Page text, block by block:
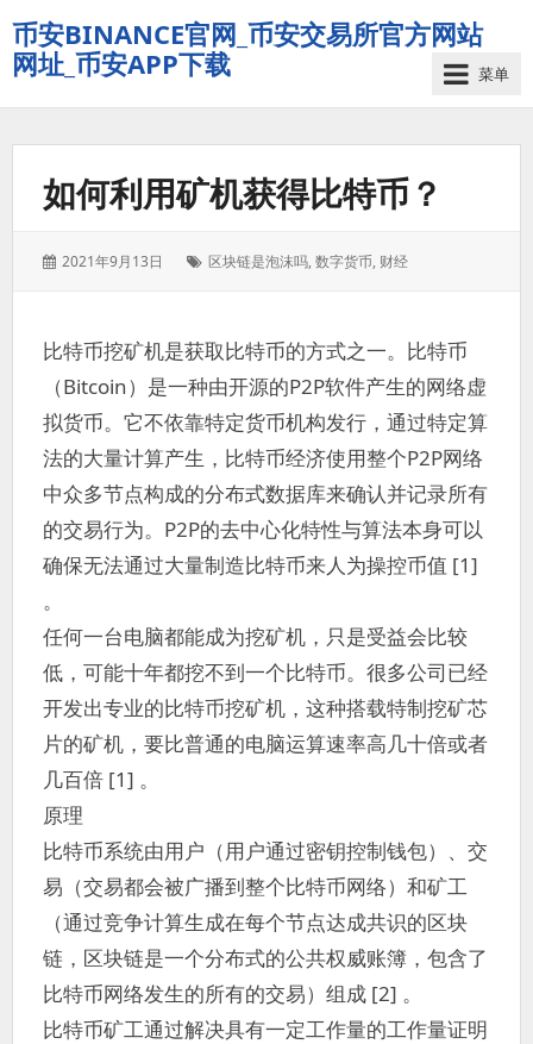
币安BINANCE官网_币安交易所官方网站
网址_币安APP下载
菜单
如何利用矿机获得比特币？
发
2021年9月13日
标
区块链是泡沫吗,数字货币, 财经
比特币挖矿机是获取比特币的方式之一。比特币
（Bitcoin）是一种由开源的P2P软件产生的网络虚
拟货币。它不依靠特定货币机构发行，通过特定算
法的大量计算产生，比特币经济使用整个P2P网络
中众多节点构成的分布式数据库来确认并记录所有
的交易行为。P2P的去中心化特性与算法本身可以
确保无法通过大量制造比特币来人为操控币值 [1]
。
任何一台电脑都能成为挖矿机，只是受益会比较
低，可能十年都挖不到一个比特币。很多公司已经
开发出专业的比特币挖矿机，这种搭载特制挖矿芯
片的矿机，要比普通的电脑运算速率高几十倍或者
几百倍 [1] 。
原理
比特币系统由用户（用户通过密钥控制钱包）、交
易（交易都会被广播到整个比特币网络）和矿工
（通过竞争计算生成在每个节点达成共识的区块
链，区块链是一个分布式的公共权威账簿，包含了
比特币网络发生的所有的交易）组成 [2] 。
比特币矿工通过解决具有一定工作量的工作量证明